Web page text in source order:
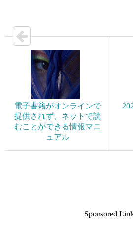
電子書籍がオンラインで
提供されず、ネットで読
むことができる情報マニ
ュアル
Sponsored